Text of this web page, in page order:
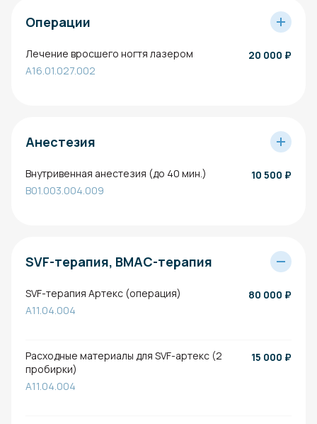
Операции
Лечение вросшего ногтя лазером
A16.01.027.002
20 000 ₽
Анестезия
Внутривенная анестезия (до 40 мин.)
B01.003.004.009
10 500 ₽
SVF-терапия, BMAC-терапия
SVF-терапия Артекс (операция)
A11.04.004
80 000 ₽
Расходные материалы для SVF-артекс (2
пробирки)
A11.04.004
15 000 ₽